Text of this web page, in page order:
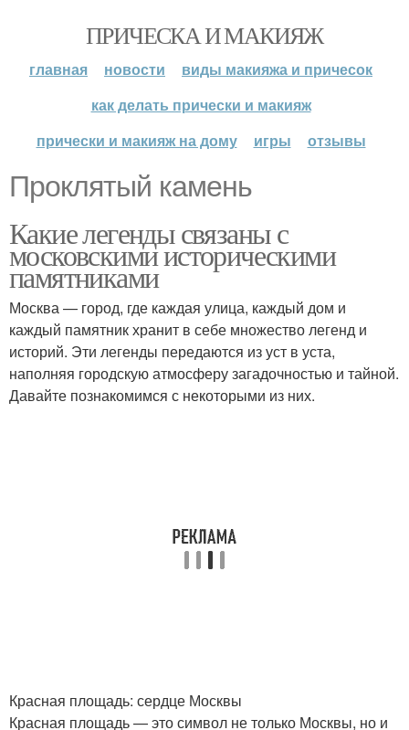
ПРИЧЕСКА И МАКИЯЖ
главная новости
виды макияжа и причесок
как делать прически и макияж
прически и макияж на дому
игры отзывы
Проклятый камень
Какие легенды связаны с
московскими историческими
памятниками
Москва — город, где каждая улица, каждый дом и
каждый памятник хранит в себе множество легенд и
историй. Эти легенды передаются из уст в уста,
наполняя городскую атмосферу загадочностью и тайной.
Давайте познакомимся с некоторыми из них.
Красная площадь: сердце Москвы
Красная площадь — это символ не только Москвы, но и